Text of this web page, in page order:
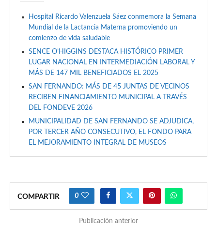
Hospital Ricardo Valenzuela Sáez conmemora la Semana
Mundial de la Lactancia Materna promoviendo un
comienzo de vida saludable
SENCE O’HIGGINS DESTACA HISTÓRICO PRIMER
LUGAR NACIONAL EN INTERMEDIACIÓN LABORAL Y
MÁS DE 147 MIL BENEFICIADOS EL 2025
SAN FERNANDO: MÁS DE 45 JUNTAS DE VECINOS
RECIBEN FINANCIAMIENTO MUNICIPAL A TRAVÉS
DEL FONDEVE 2026
MUNICIPALIDAD DE SAN FERNANDO SE ADJUDICA,
POR TERCER AÑO CONSECUTIVO, EL FONDO PARA
EL MEJORAMIENTO INTEGRAL DE MUSEOS
COMPARTIR 0
Publicación anterior